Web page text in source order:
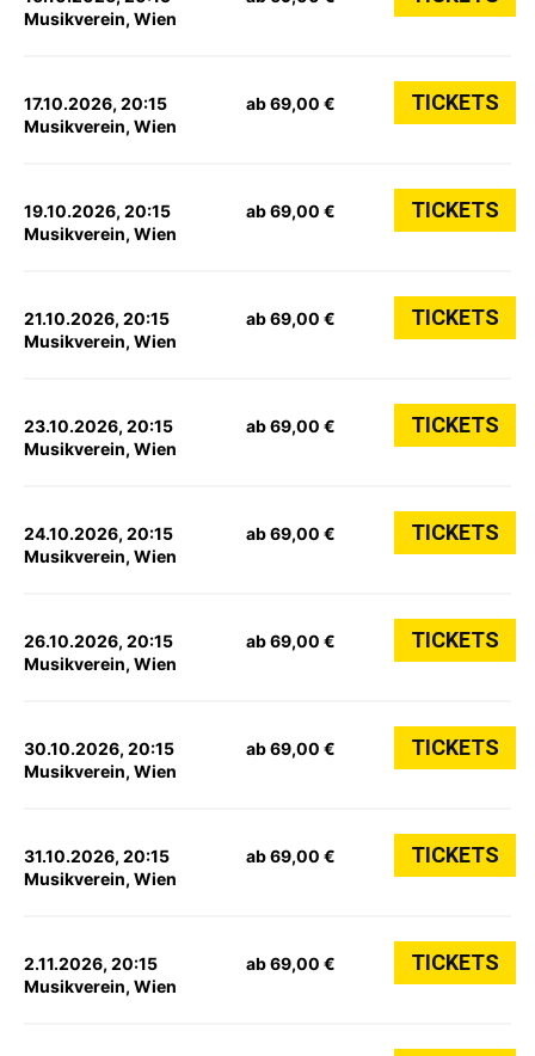
Musikverein, Wien
17.10.2026, 20:15
Musikverein, Wien
ab 69,00 € TICKETS
19.10.2026, 20:15
Musikverein, Wien
ab 69,00 € TICKETS
21.10.2026, 20:15
Musikverein, Wien
ab 69,00 € TICKETS
23.10.2026, 20:15
Musikverein, Wien
ab 69,00 € TICKETS
24.10.2026, 20:15
Musikverein, Wien
ab 69,00 € TICKETS
26.10.2026, 20:15
Musikverein, Wien
ab 69,00 € TICKETS
30.10.2026, 20:15
Musikverein, Wien
ab 69,00 € TICKETS
31.10.2026, 20:15
Musikverein, Wien
ab 69,00 € TICKETS
2.11.2026, 20:15
Musikverein, Wien
ab 69,00 € TICKETS